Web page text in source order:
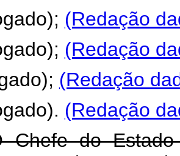
(Redação
(Redação
(Redação
(Redação
do